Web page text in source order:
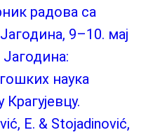
радова са
9–10. мај
наука
Е. & Stojadinović,